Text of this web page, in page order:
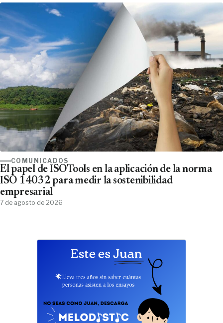
COMUNICADOS
El papel de ISOTools en la aplicación de la norma
ISO 14032 para medir la sostenibilidad
empresarial
7 de agosto de 2026